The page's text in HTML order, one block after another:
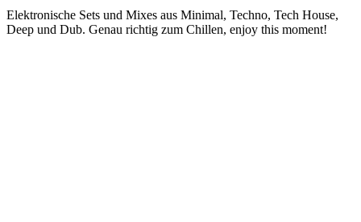
Elektronische Sets und Mixes aus Minimal, Techno, Tech House,
Deep und Dub. Genau richtig zum Chillen, enjoy this moment!